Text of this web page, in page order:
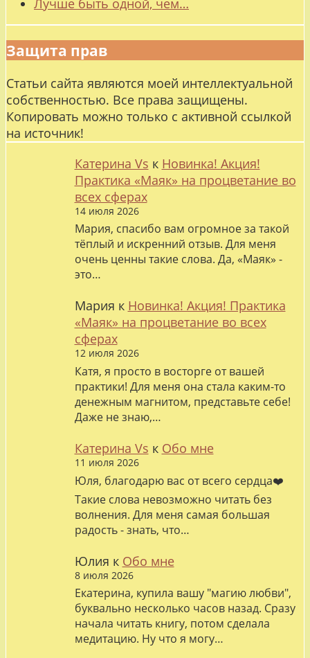
Защита прав
Статьи сайта являются моей интеллектуальной
собственностью. Все права защищены.
Копировать можно только с активной ссылкой
на источник!
Катерина Vs к Новинка! Акция!
Практика «Маяк» на процветание во
всех сферах
14 июля 2026
Мария, спасибо вам огромное за такой
тёплый и искренний отзыв. Для меня
очень ценны такие слова. Да, «Маяк» -
это…
Мария к Новинка! Акция! Практика
«Маяк» на процветание во всех
сферах
12 июля 2026
Катя, я просто в восторге от вашей
практики! Для меня она стала каким-то
денежным магнитом, представьте себе!
Даже не знаю,…
Катерина Vs к Обо мне
11 июля 2026
Юля, благодарю вас от всего сердца❤️
Такие слова невозможно читать без
волнения. Для меня самая большая
радость - знать, что…
Юлия к Обо мне
8 июля 2026
Екатерина, купила вашу "магию любви",
буквально несколько часов назад. Сразу
начала читать книгу, потом сделала
медитацию. Ну что я могу…